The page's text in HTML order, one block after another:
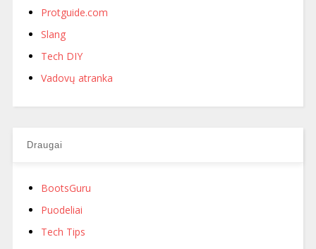
Protguide.com
Slang
Tech DIY
Vadovų atranka
Draugai
BootsGuru
Puodeliai
Tech Tips